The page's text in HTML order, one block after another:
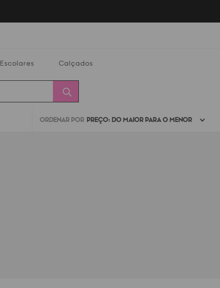
Escolares Calçados
Alterar
Minha
ORDENAR POR PREÇO: DO MAIOR PARA O MENOR